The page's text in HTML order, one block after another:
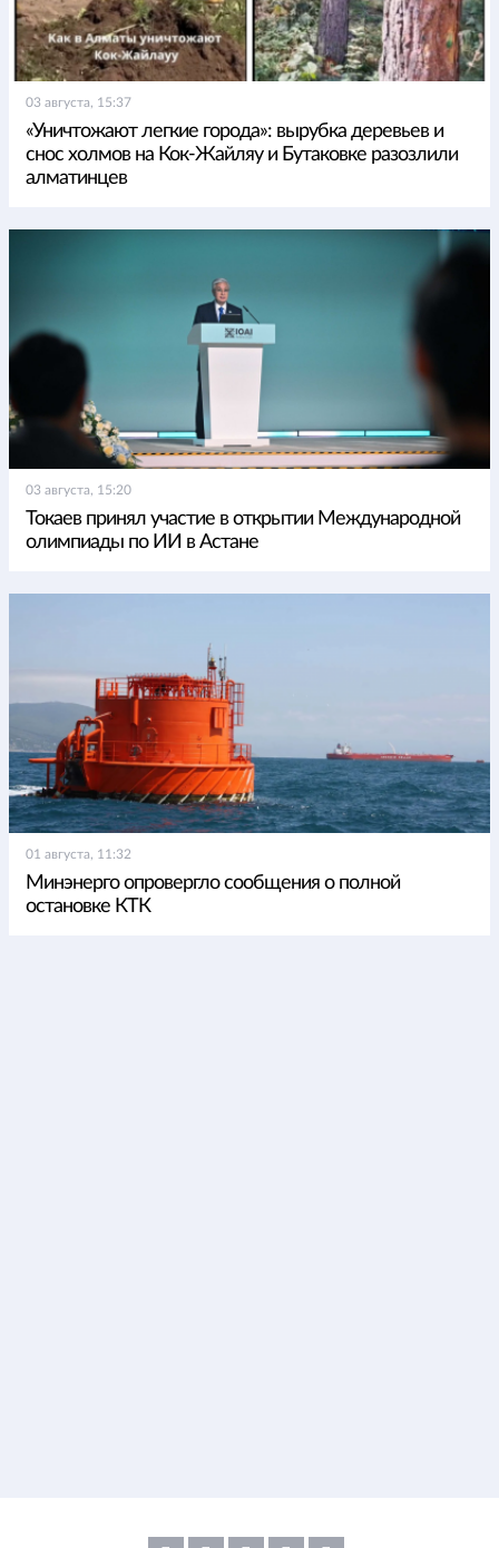
03 августа, 15:37
«Уничтожают легкие города»: вырубка деревьев и
снос холмов на Кок-Жайляу и Бутаковке разозлили
алматинцев
03 августа, 15:20
Токаев принял участие в открытии Международной
олимпиады по ИИ в Астане
01 августа, 11:32
Минэнерго опровергло сообщения о полной
остановке КТК